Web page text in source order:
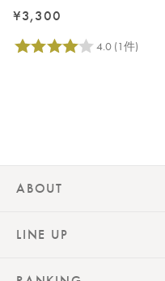
¥3,300
ABOUT
LINE UP